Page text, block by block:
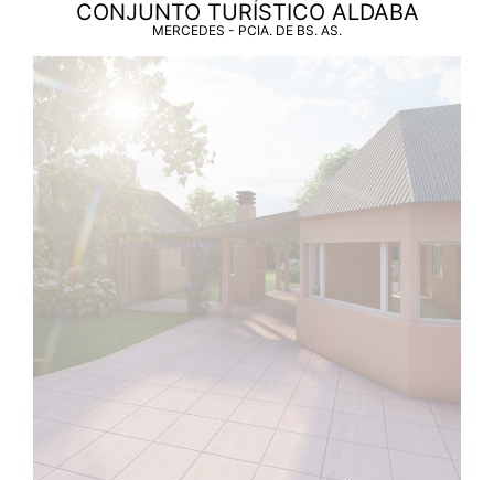
CONJUNTO TURÍSTICO ALDABA
MERCEDES - PCIA. DE BS. AS.